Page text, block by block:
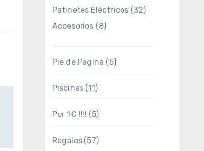
Patinetes Eléctricos (32)
Accesorios (8)
Pie de Pagina (5)
Piscinas (11)
Por 1€ !!!! (5)
Regalos(57)